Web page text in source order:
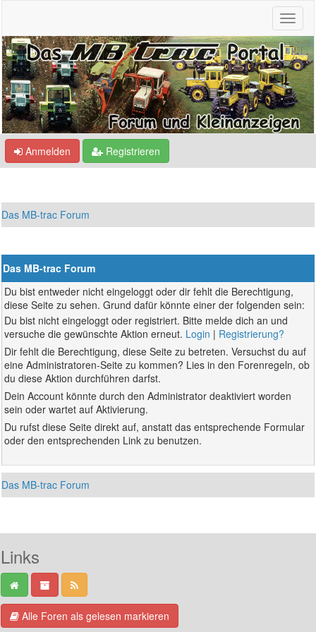
Anmelden Registrieren
Das MB-trac Forum
Das MB-trac Forum
Du bist entweder nicht eingeloggt oder dir fehlt die Berechtigung,
diese Seite zu sehen. Grund dafür könnte einer der folgenden sein:
Du bist nicht eingeloggt oder registriert. Bitte melde dich an und
versuche die gewünschte Aktion erneut. Login | Registrierung?
Dir fehlt die Berechtigung, diese Seite zu betreten. Versuchst du auf
eine Administratoren-Seite zu kommen? Lies in den Forenregeln, ob
du diese Aktion durchführen darfst.
Dein Account könnte durch den Administrator deaktiviert worden
sein oder wartet auf Aktivierung.
Du rufst diese Seite direkt auf, anstatt das entsprechende Formular
oder den entsprechenden Link zu benutzen.
Das MB-trac Forum
Links
Alle Foren als gelesen markieren